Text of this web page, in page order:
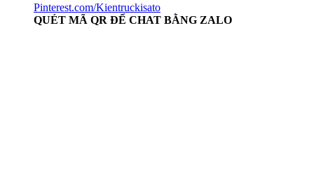
Pinterest.com/Kientruckisato
QUÉT MÃ QR ĐỂ CHAT BẰNG ZALO